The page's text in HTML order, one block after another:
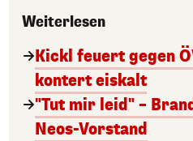
Weiterlesen
Kickl feuert gegen
kontert eiskalt
"Tut mir leid" –
Neos-Vorstand